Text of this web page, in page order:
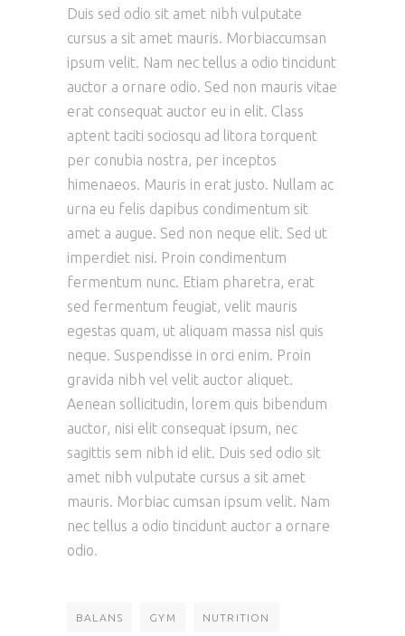
Duis sed odio sit amet nibh vulputate
cursus a sit amet mauris. Morbiaccumsan
ipsum velit. Nam nec tellus a odio tincidunt
auctor a ornare odio. Sed non mauris vitae
erat consequat auctor eu in elit. Class
aptent taciti sociosqu ad litora torquent
per conubia nostra, per inceptos
himenaeos. Mauris in erat justo. Nullam ac
urna eu felis dapibus condimentum sit
amet a augue. Sed non neque elit. Sed ut
imperdiet nisi. Proin condimentum
fermentum nunc. Etiam pharetra, erat
sed fermentum feugiat, velit mauris
egestas quam, ut aliquam massa nisl quis
neque. Suspendisse in orci enim. Proin
gravida nibh vel velit auctor aliquet.
Aenean sollicitudin, lorem quis bibendum
auctor, nisi elit consequat ipsum, nec
sagittis sem nibh id elit. Duis sed odio sit
amet nibh vulputate cursus a sit amet
mauris. Morbiac cumsan ipsum velit. Nam
nec tellus a odio tincidunt auctor a ornare
odio.
BALANS GYM NUTRITION